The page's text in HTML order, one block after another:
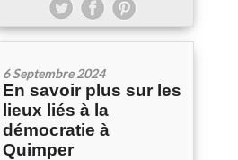
6 Septembre 2024
En savoir plus sur les
lieux liés à la
démocratie à
Quimper